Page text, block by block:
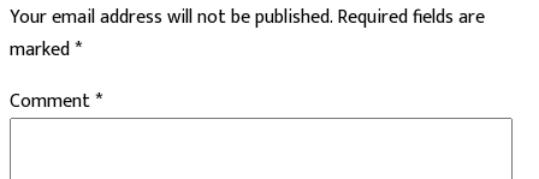
Your email address will not be published.Required fields are
marked*
Comment*